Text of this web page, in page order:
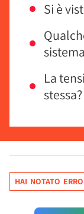
Si è
La
stessa?
HAI NOTATO